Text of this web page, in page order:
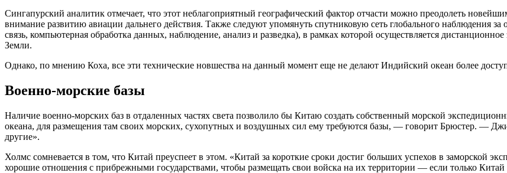
Сингапурский аналитик отмечает, что этот неблагоприятный географический фактор отчасти можно преодолеть
внимание развитию авиации дальнего действия. Также следуют упомянуть спутниковую сеть глобального наблюдения
связь, компьютерная обработка данных, наблюдение, анализ и разведка), в рамках которой осуществляется
Земли.
Однако, по мнению Коха, все эти технические новшества на данный момент еще не делают Индийский океан более
Военно-морские базы
Наличие военно-морских баз в отдаленных частях света позволило бы Китаю создать собственный морской
океана, для размещения там своих морских, сухопутных и воздушных сил ему требуются базы, — говорит Брюстер. —
другие».
Холмс сомневается в том, что Китай преуспеет в этом. «Китай за короткие сроки достиг больших успехов в заморской
хорошие отношения с прибрежными государствами, чтобы размещать свои войска на их территории — если только